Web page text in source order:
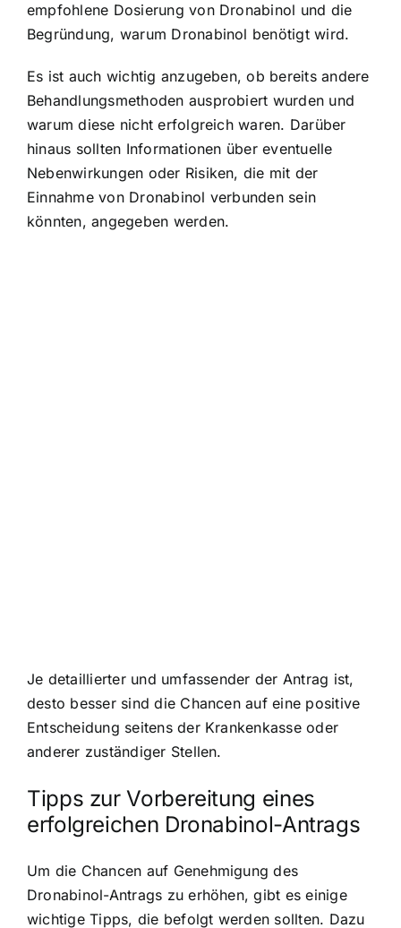
empfohlene Dosierung von Dronabinol und die
Begründung, warum Dronabinol benötigt wird.
Es ist auch wichtig anzugeben, ob bereits andere
Behandlungsmethoden ausprobiert wurden und
warum diese nicht erfolgreich waren. Darüber
hinaus sollten Informationen über eventuelle
Nebenwirkungen oder Risiken, die mit der
Einnahme von Dronabinol verbunden sein
könnten, angegeben werden.
Je detaillierter und umfassender der Antrag ist,
desto besser sind die Chancen auf eine positive
Entscheidung seitens der Krankenkasse oder
anderer zuständiger Stellen.
Tipps zur Vorbereitung eines
erfolgreichen Dronabinol-Antrags
Um die Chancen auf Genehmigung des
Dronabinol-Antrags zu erhöhen, gibt es einige
wichtige Tipps, die befolgt werden sollten. Dazu